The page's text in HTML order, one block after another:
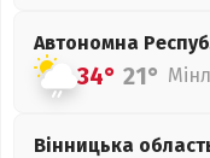
Автономна
34° 21°
Вінницька